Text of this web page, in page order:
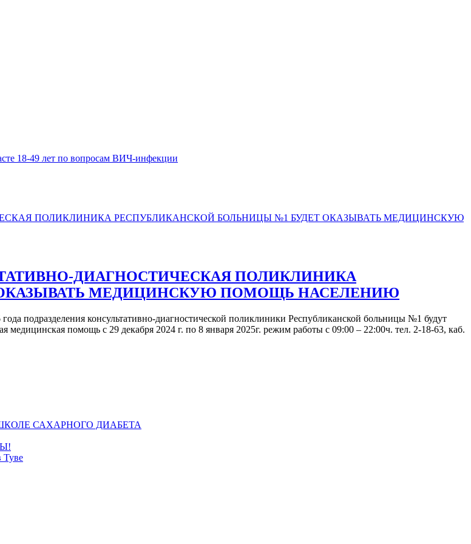
18-49 лет по вопросам ВИЧ-инфекции
ДИАГНОСТИЧЕСКАЯ ПОЛИКЛИНИКА
МЕДИЦИНСКУЮ ПОМОЩЬ НАСЕЛЕНИЮ
подразделения консультативно-диагностической поликлиники Республиканской больницы №1 будут
помощь с 29 декабря 2024 г. по 8 января 2025г. режим работы с 09:00 – 22:00ч. тел. 2-18-63, каб.
САХАРНОГО ДИАБЕТА
Туве